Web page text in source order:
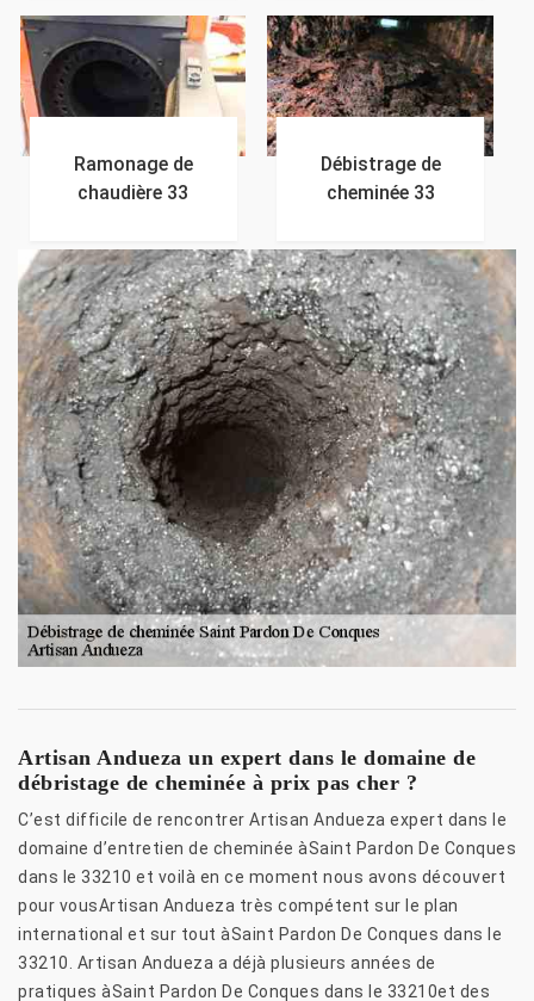
Ramonage de
chaudière 33
Débistrage de
cheminée 33
Artisan Andueza un expert dans le domaine de
débristage de cheminée à prix pas cher ?
C’est difficile de rencontrer Artisan Andueza expert dans le
domaine d’entretien de cheminée àSaint Pardon De Conques
dans le 33210 et voilà en ce moment nous avons découvert
pour vousArtisan Andueza très compétent sur le plan
international et sur tout àSaint Pardon De Conques dans le
33210. Artisan Andueza a déjà plusieurs années de
pratiques àSaint Pardon De Conques dans le 33210et des